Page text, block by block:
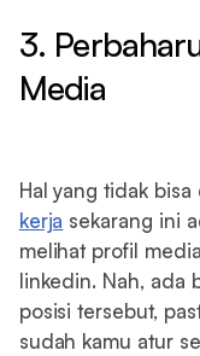
3.
Media
Hal yang tidak
kerja sekarang ini
melihat profil
linkedin. Nah, ada
posisi tersebut,
sudah kamu atur